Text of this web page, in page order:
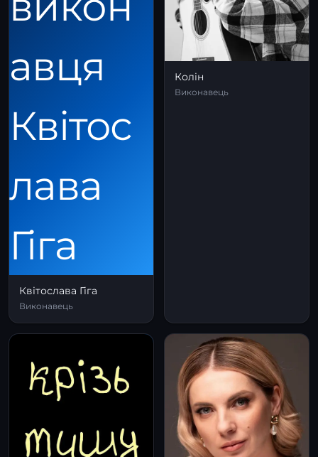
Квітослава Гіга
Виконавець
Колін
Виконавець